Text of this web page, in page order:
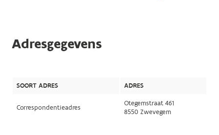
Adresgegevens
SOORT ADRES ADRES
Correspondentieadres
Otegemstraat 461
8550 Zwevegem